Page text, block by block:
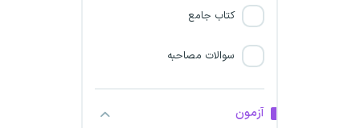
کتاب جامع
سوالات مصاحبه
آزمون
(فراخوان 10)
شریف